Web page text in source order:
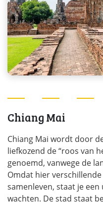
Chiang Mai
Chiang Mai wordt door
liefkozend de “roos van
genoemd, vanwege de
Omdat hier
samenleven, staat je
wachten. De stad staat